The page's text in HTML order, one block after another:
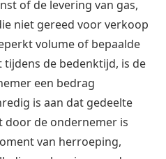
of de levering van gas,
niet gereed voor verkoop
volume of bepaalde
tijdens de bedenktijd, is de
een bedrag
is aan dat gedeelte
door de ondernemer is
van herroeping,